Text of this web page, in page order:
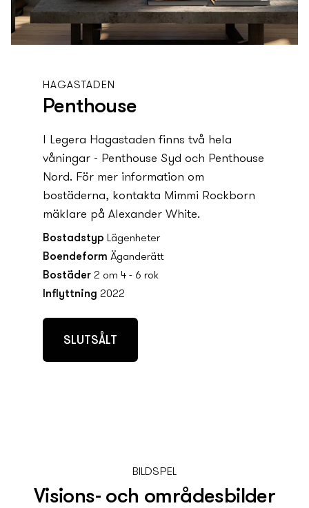
HAGASTADEN
Penthouse
I Legera Hagastaden finns två hela
våningar - Penthouse Syd och Penthouse
Nord. För mer information om
bostäderna, kontakta Mimmi Rockborn
mäklare på Alexander White.
Bostadstyp Lägenheter
Boendeform Äganderätt
Bostäder 2 om 4 - 6 rok
Inflyttning 2022
SLUTSÅLT
BILDSPEL
Visions- och områdesbilder